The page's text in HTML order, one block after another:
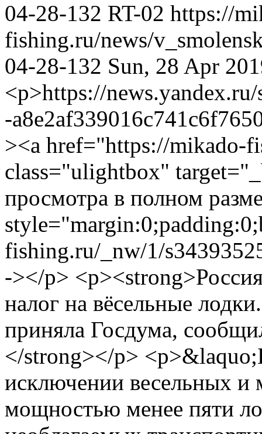
04-28-132 RT-02 https://
fishing.ru/news/
04-28-132 Sun, 28 Apr
<p>https://
-
><a href="https://mikado-
class="ulightbox"
просмотра в полном
fishing.ru/_nw/1/
-></p>
налог на вёсельные
приняла Госдума,
</strong></p>
исключении весельных и
мощностью менее пяти